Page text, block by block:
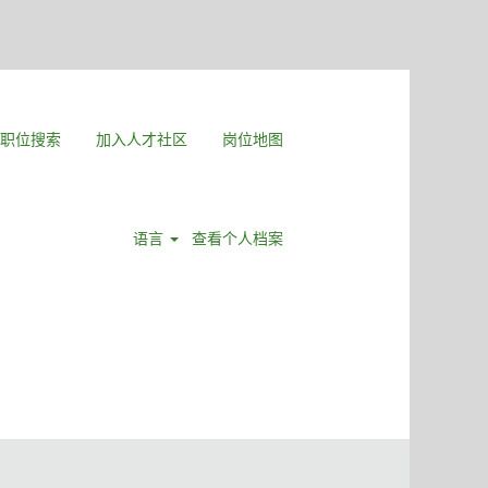
职位搜索 加入人才社区 岗位地图
语言 查看个人档案